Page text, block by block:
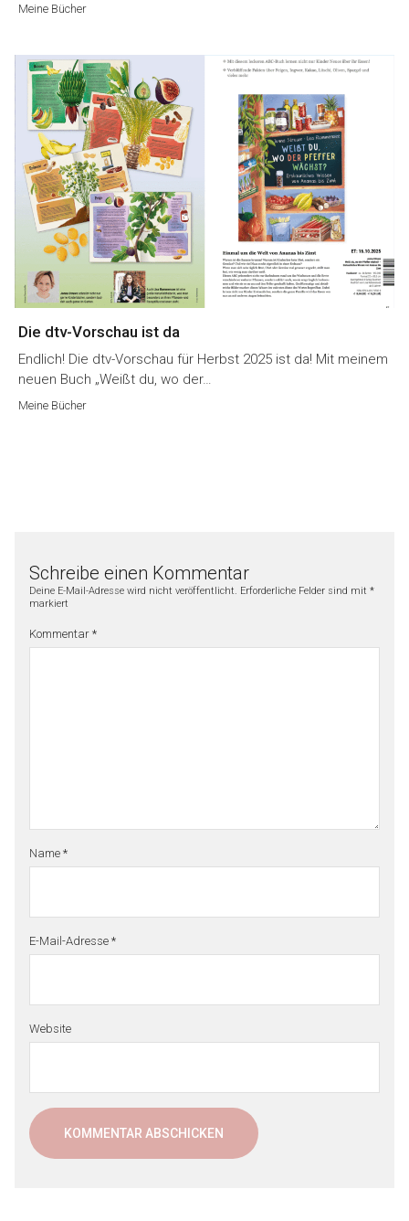
Meine Bücher
Die dtv-Vorschau ist da
Endlich! Die dtv-Vorschau für Herbst 2025 ist da! Mit meinem
neuen Buch „Weißt du, wo der…
Meine Bücher
Schreibe einen Kommentar
Deine E-Mail-Adresse wird nicht veröffentlicht. Erforderliche Felder sind mit *
markiert
Kommentar *
Name *
E-Mail-Adresse *
Website